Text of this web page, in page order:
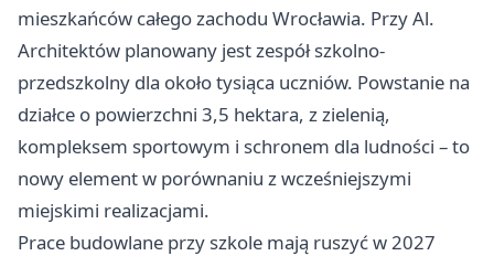
mieszkańców całego zachodu Wrocławia. Przy Al.
Architektów planowany jest zespół szkolno-
przedszkolny dla około tysiąca uczniów. Powstanie na
działce o powierzchni 3,5 hektara, z zielenią,
kompleksem sportowym i schronem dla ludności – to
nowy element w porównaniu z wcześniejszymi
miejskimi realizacjami.
Prace budowlane przy szkole mają ruszyć w 2027